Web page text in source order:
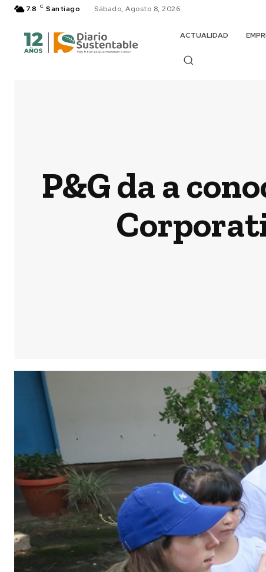
7.8 C Santiago Sábado, Agosto 8, 2026
ACTUALIDAD
P&G da a